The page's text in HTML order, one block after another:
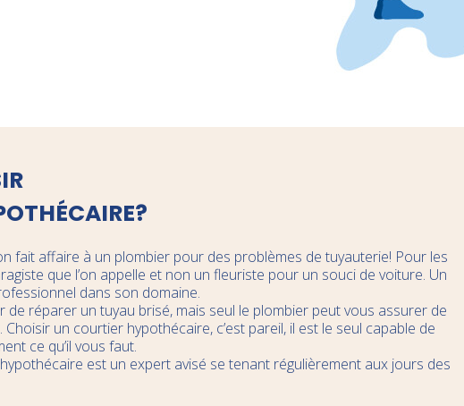
fait affaire à un plombier pour des problèmes de tuyauterie! Pour les
que l’on appelle et non un fleuriste pour un souci de voiture. Un
dans son domaine.
réparer un tuyau brisé, mais seul le plombier peut vous assurer de
un courtier hypothécaire, c’est pareil, il est le seul capable de
ce qu’il vous faut.
est un expert avisé se tenant régulièrement aux jours des